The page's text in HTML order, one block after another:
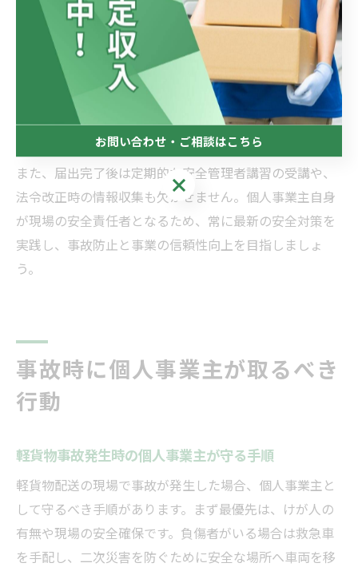
です。郵送による届出も可能で、必要書類や手続きの詳
細は各運輸局の公式案内を確認しましょう。
届出にあたっては、安全管理者講習の修了証、事業所情
報、本人確認書類などを準備しておくことが重要です。
手続きの不備や遅延は、事業継続に影響を及ぼす可能性
もあるため、早めの準備と確認をおすすめします。
また、届出完了後は定期的な安全管理者講習の受講や、
法令改正時の情報収集も欠かせません。個人事業主自身
が現場の安全責任者となるため、常に最新の安全対策を
実践し、事故防止と事業の信頼性向上を目指しましょ
う。
事故時に個人事業主が取るべき
行動
軽貨物事故発生時の個人事業主が守る手順
軽貨物配送の現場で事故が発生した場合、個人事業主と
して守るべき手順があります。まず最優先は、けが人の
有無や現場の安全確保です。負傷者がいる場合は救急車
を手配し、二次災害を防ぐために安全な場所へ車両を移
お問い合わせ・ご相談はこちら
お問い合わせ・ご相談はこちら